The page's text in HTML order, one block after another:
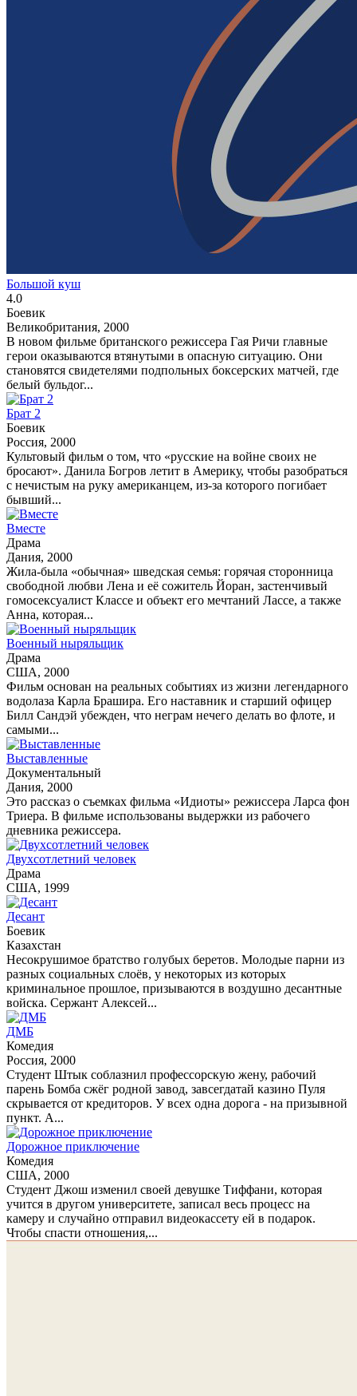
Большой куш
4.0
Боевик
Великобритания, 2000
В новом фильме британского режиссера Гая Ричи главные
герои оказываются втянутыми в опасную ситуацию. Они
становятся свидетелями подпольных боксерских матчей, где
белый бульдог...
Брат 2
Боевик
Россия, 2000
Культовый фильм о том, что «русские на войне своих не
бросают». Данила Богров летит в Америку, чтобы разобраться
с нечистым на руку американцем, из-за которого погибает
бывший...
Вместе
Драма
Дания, 2000
Жила-была «обычная» шведская семья: горячая сторонница
свободной любви Лена и её сожитель Йоран, застенчивый
гомосексуалист Классе и объект его мечтаний Лассе, а также
Анна, которая...
Военный ныряльщик
Драма
США, 2000
Фильм основан на реальных событиях из жизни легендарного
водолаза Карла Брашира. Его наставник и старший офицер
Билл Сандэй убежден, что неграм нечего делать во флоте, и
самыми...
Выставленные
Документальный
Дания, 2000
Это рассказ о съемках фильма «Идиоты» режиссера Ларса фон
Триера. В фильме использованы выдержки из рабочего
дневника режиссера.
Двухсотлетний человек
Драма
США, 1999
Десант
Боевик
Казахстан
Несокрушимое братство голубых беретов. Молодые парни из
разных социальных слоёв, у некоторых из которых
криминальное прошлое, призываются в воздушно десантные
войска. Сержант Алексей...
ДМБ
Комедия
Россия, 2000
Студент Штык соблазнил профессорскую жену, рабочий
парень Бомба сжёг родной завод, завсегдатай казино Пуля
скрывается от кредиторов. У всех одна дорога - на призывной
пункт. А...
Дорожное приключение
Комедия
США, 2000
Студент Джош изменил своей девушке Тиффани, которая
учится в другом университете, записал весь процесс на
камеру и случайно отправил видеокассету ей в подарок.
Чтобы спасти отношения,...